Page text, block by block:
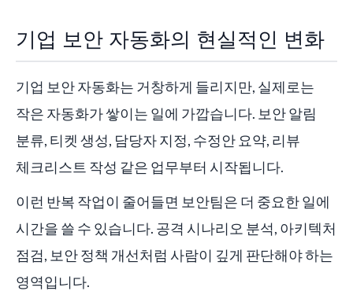
기업 보안 자동화의 현실적인 변화
기업 보안 자동화는 거창하게 들리지만, 실제로는
작은 자동화가 쌓이는 일에 가깝습니다. 보안 알림
분류, 티켓 생성, 담당자 지정, 수정안 요약, 리뷰
체크리스트 작성 같은 업무부터 시작됩니다.
이런 반복 작업이 줄어들면 보안팀은 더 중요한 일에
시간을 쓸 수 있습니다. 공격 시나리오 분석, 아키텍처
점검, 보안 정책 개선처럼 사람이 깊게 판단해야 하는
영역입니다.